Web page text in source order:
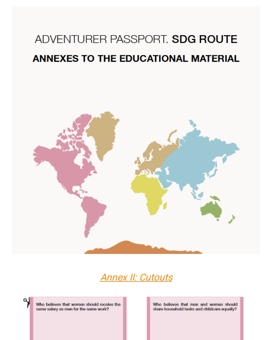
Annex II: Cutouts